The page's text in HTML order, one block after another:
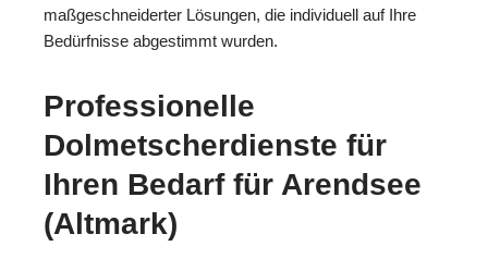
maßgeschneiderter Lösungen, die individuell auf Ihre
Bedürfnisse abgestimmt wurden.
Professionelle
Dolmetscherdienste für
Ihren Bedarf für Arendsee
(Altmark)